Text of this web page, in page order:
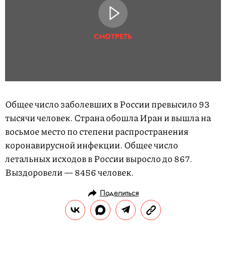
СМОТРЕТЬ
Общее число заболевших в России превысило 93
тысячи человек. Страна обошла Иран и вышла на
восьмое место по степени распространения
коронавирусной инфекции. Общее число
летальных исходов в России выросло до 867.
Выздоровели — 8456 человек.
Поделиться